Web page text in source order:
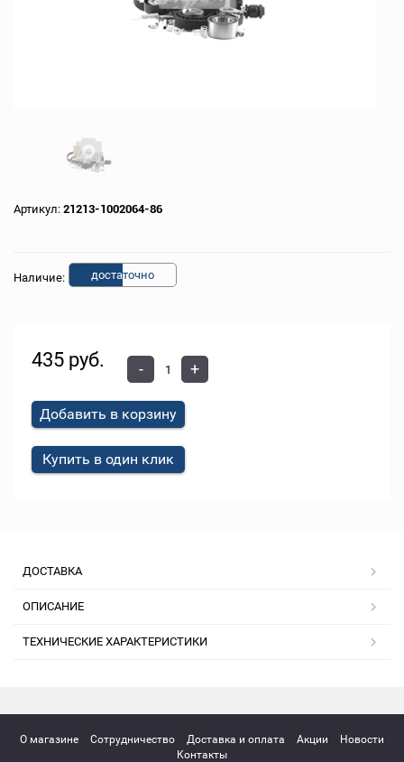
Артикул: 21213-1002064-86
Наличие: достаточно
435 руб. - +
Добавить в корзину
Купить в один клик
ДОСТАВКА
ОПИСАНИЕ
ТЕХНИЧЕСКИЕ ХАРАКТЕРИСТИКИ
О магазине Сотрудничество Доставка и оплата Акции
Новости
Контакты